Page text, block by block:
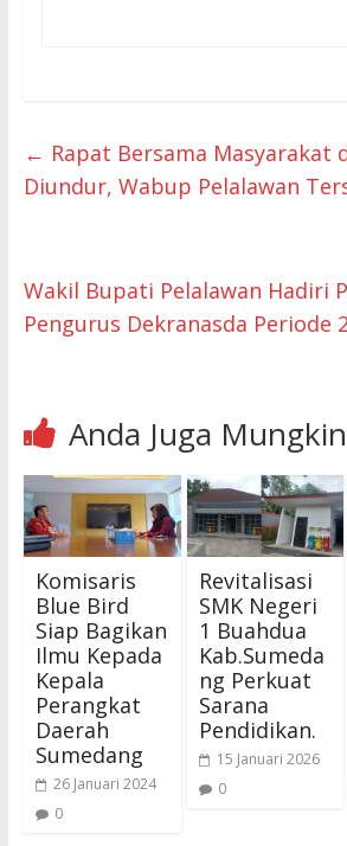
← Rapat Bersama Masyarakat
Diundur, Wabup Pelalawan
Wakil Bupati Pelalawan Hadiri
Pengurus Dekranasda Periode
Anda Juga
Komisaris
Blue Bird
Siap Bagikan
Ilmu Kepada
Kepala
Perangkat
Daerah
Sumedang
26 Januari 2024
0
Revitalisasi
SMK Negeri
1 Buahdua
Kab.Sumeda
ng Perkuat
Sarana
Pendidikan.
15 Januari 2026
0